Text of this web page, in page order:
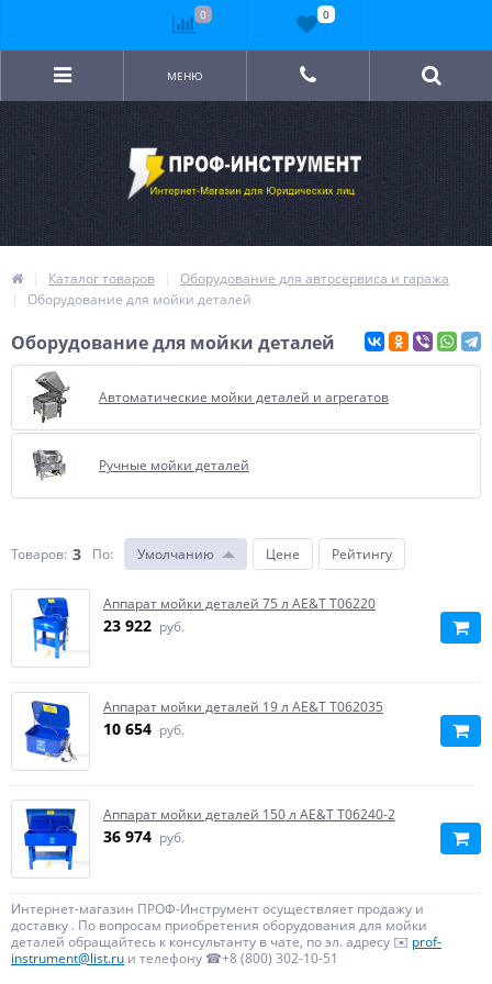
МЕНЮ
Каталог товаров
Оборудование для автосервиса и гаража
Оборудование для мойки деталей
Оборудование для мойки деталей
Автоматические мойки деталей и агрегатов
Ручные мойки деталей
Товаров: 3 По: Умолчанию Цене Рейтингу
Аппарат мойки деталей 75 л AE&T T06220
23 922 руб.
Аппарат мойки деталей 19 л AE&T T062035
10 654 руб.
Аппарат мойки деталей 150 л AE&T T06240-2
36 974 руб.
Интернет-магазин ПРОФ-Инструмент осуществляет продажу и
доставку . По вопросам приобретения оборудования для мойки
деталей обращайтесь к консультанту в чате, по эл. адресу ✉️ prof-
instrument@list.ru и телефону ☎+8 (800) 302-10-51
0 0